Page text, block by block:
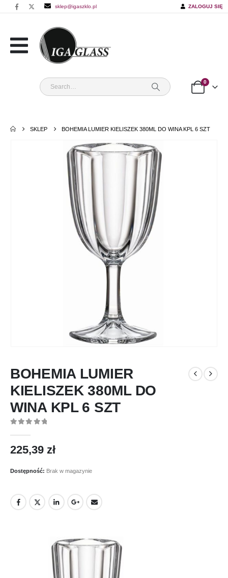
sklep@igaszklo.pl ZALOGUJ SIĘ
0
SKLEP BOHEMIA LUMIER KIELISZEK 380ML DO WINA KPL 6 SZT
BOHEMIA LUMIER
KIELISZEK 380ML DO
WINA KPL 6 SZT
225,39 zł
Dostępność: Brak w magazynie